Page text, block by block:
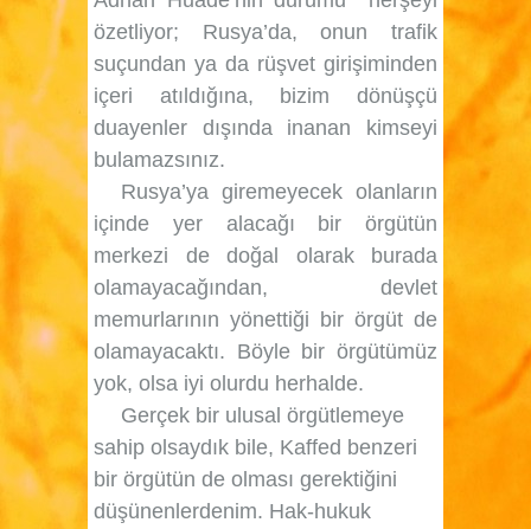
özetliyor; Rusya’da, onun trafik
suçundan ya da rüşvet girişiminden
içeri atıldığına, bizim dönüşçü
duayenler dışında inanan kimseyi
bulamazsınız.
Rusya’ya giremeyecek olanların
içinde yer alacağı bir örgütün
merkezi de doğal olarak burada
olamayacağından, devlet
memurlarının yönettiği bir örgüt de
olamayacaktı. Böyle bir örgütümüz
yok, olsa iyi olurdu herhalde.
Gerçek bir ulusal örgütlemeye
sahip olsaydık bile, Kaffed benzeri
bir örgütün de olması gerektiğini
düşünenlerdenim. Hak-hukuk